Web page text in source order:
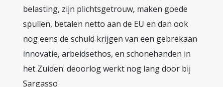
belasting, zijn plichtsgetrouw, maken goede
spullen, betalen netto aan de EU en dan ook
nog eens de schuld krijgen van een gebrekaan
innovatie, arbeidsethos, en schonehanden in
het Zuiden. deoorlog werkt nog lang door bij
Sargasso